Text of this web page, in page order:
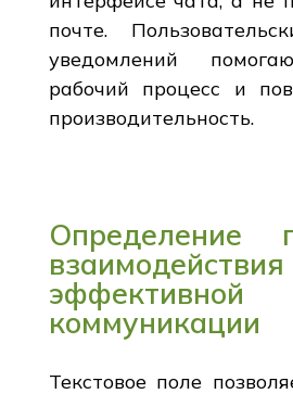
почте.
уведомлений
рабочий процесс и
производительность.
Определение
эффективной
коммуникации
Текстовое поле